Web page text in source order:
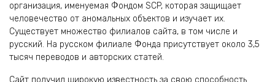
организация, именуемая Фондом SCP, которая защищает
человечество от аномальных объектов и изучает их.
Существует множество филиалов сайта, в том числе и
русский. На русском филиале Фонда присутствует около 3,5
тысяч переводов и авторских статей.